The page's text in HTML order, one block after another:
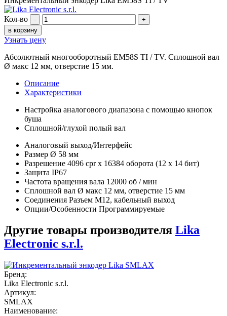
Кол-во -
+
в корзину
Узнать цену
Абсолютный многооборотный EM58S TI / TV. Сплошной вал
Ø макс 12 мм, отверстие 15 мм.
Описание
Характеристики
Настройка аналогового диапазона с помощью кнопок
буша
Сплошной/глухой полый вал
Аналоговый выход/Интерфейс
Размер Ø 58 мм
Разрешение 4096 cpr x 16384 оборота (12 x 14 бит)
Защита IP67
Частота вращения вала 12000 об / мин
Сплошной вал Ø макс 12 мм, отверстие 15 мм
Соединения Разъем M12, кабельный выход
Опции/Особенности Программируемые
Другие товары производителя Lika
Electronic s.r.l.
Бренд:
Lika Electronic s.r.l.
Артикул:
SMLAX
Наименование: